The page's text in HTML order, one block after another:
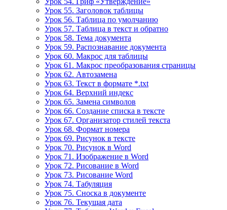
Урок 55. Заголовок таблицы
Урок 56. Таблица по умолчанию
Урок 57. Таблица в текст и обратно
Урок 58. Тема документа
Урок 59. Распознавание документа
Урок 60. Макрос для таблицы
Урок 61. Макрос преобразования страницы
Урок 62. Автозамена
Урок 63. Текст в формате *.txt
Урок 64. Верхний индекс
Урок 65. Замена символов
Урок 66. Создание списка в тексте
Урок 67. Организатор стилей текста
Урок 68. Формат номера
Урок 69. Рисунок в тексте
Урок 70. Рисунок в Word
Урок 71. Изображение в Word
Урок 72. Рисование в Word
Урок 73. Рисование Word
Урок 74. Табуляция
Урок 75. Сноска в документе
Урок 76. Текущая дата